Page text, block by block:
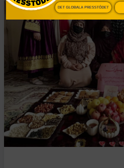
DET GLOBALA PRESSTÖDET